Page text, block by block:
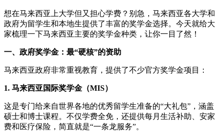
想在马来西亚上大学但又担心学费？别急，马来西亚各大学和
政府为留学生和本地生提供了丰富的奖学金选择。今天就给大
家梳理一下马来西亚主要的奖学金种类，让你一目了然！
一、政府奖学金：最“硬核”的资助
马来西亚政府非常重视教育，提供了不少官方奖学金项目：
1. 马来西亚国际奖学金（MIS）
这是专门给来自世界各地的优秀留学生准备的“大礼包”，涵盖
硕士和博士课程。不仅学费全免，还提供每月生活补助、安家
费和医疗保险，简直就是“一条龙服务”。